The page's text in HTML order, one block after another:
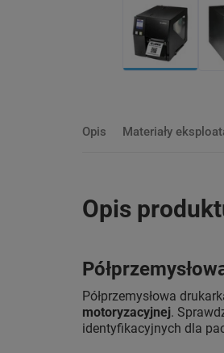
Opis Materiały
Opis
Półprzemysłowa
motoryzacyjnej.
identyfikacyjnych dla